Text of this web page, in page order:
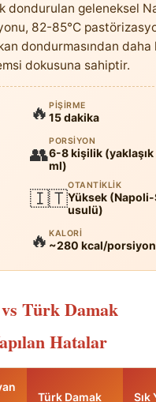
dondurulan geleneksel
82-85°C
dondurmasından daha
dokusuna sahiptir.
🔥 PIŞIRME
15 dakika
👥
PORSIYON
6-8 kişilik
ml)
🇮🇹
OTANTIKLIK
Yüksek
usulü)
🔥 KALORI
~280 kcal/porsiyon
Türk Damak
Hatalar
Türk Damak
Sık